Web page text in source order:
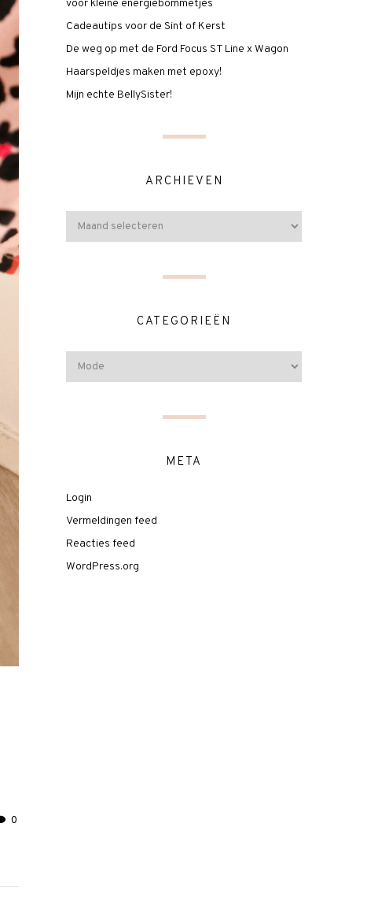
0
voor kleine energiebommetjes
Cadeautips voor de Sint of Kerst
De weg op met de Ford Focus ST Line x Wagon
Haarspeldjes maken met epoxy!
Mijn echte BellySister!
ARCHIEVEN
CATEGORIEËN
META
Login
Vermeldingen feed
Reacties feed
WordPress.org